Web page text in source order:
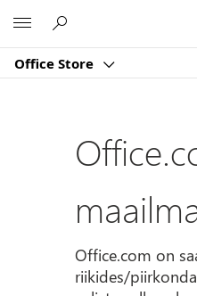
Office Store
Office.com on
riikides/